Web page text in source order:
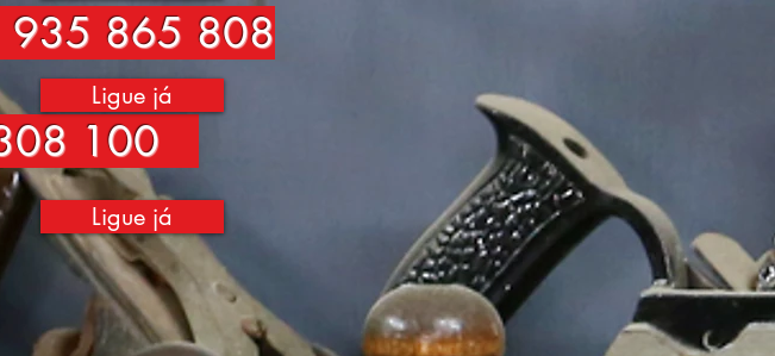
865 808
100
Ligue já
Ligue já